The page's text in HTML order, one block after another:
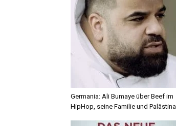
Germania: Ali Bumaye über Beef im
HipHop, seine Familie und Palästina